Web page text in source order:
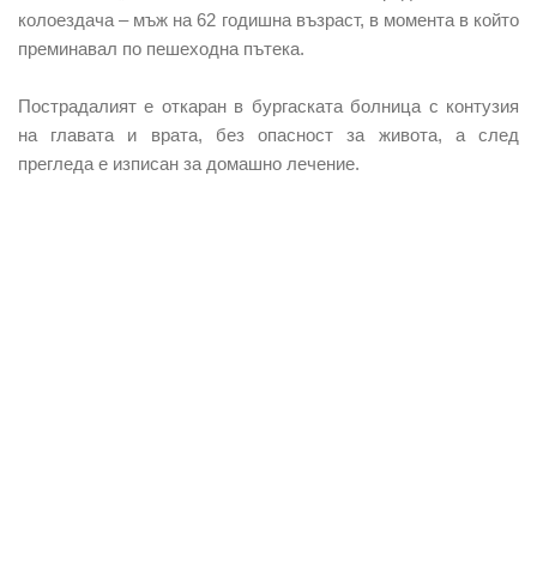
колоездача – мъж на 62 годишна възраст, в момента в който
преминавал по пешеходна пътека.
Пострадалият е откаран в бургаската болница с контузия
на главата и врата, без опасност за живота, а след
прегледа е изписан за домашно лечение.